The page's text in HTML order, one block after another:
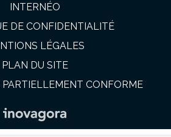
INTERNÉO
DE CONFIDENTIALITÉ
LÉGALES
PLAN DU SITE
PARTIELLEMENT CONFORME